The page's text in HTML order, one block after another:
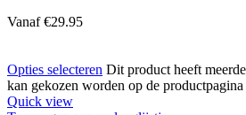
Vanaf €29.95
Opties selecteren Dit product heeft
kan gekozen worden op de productpagina
Quick view